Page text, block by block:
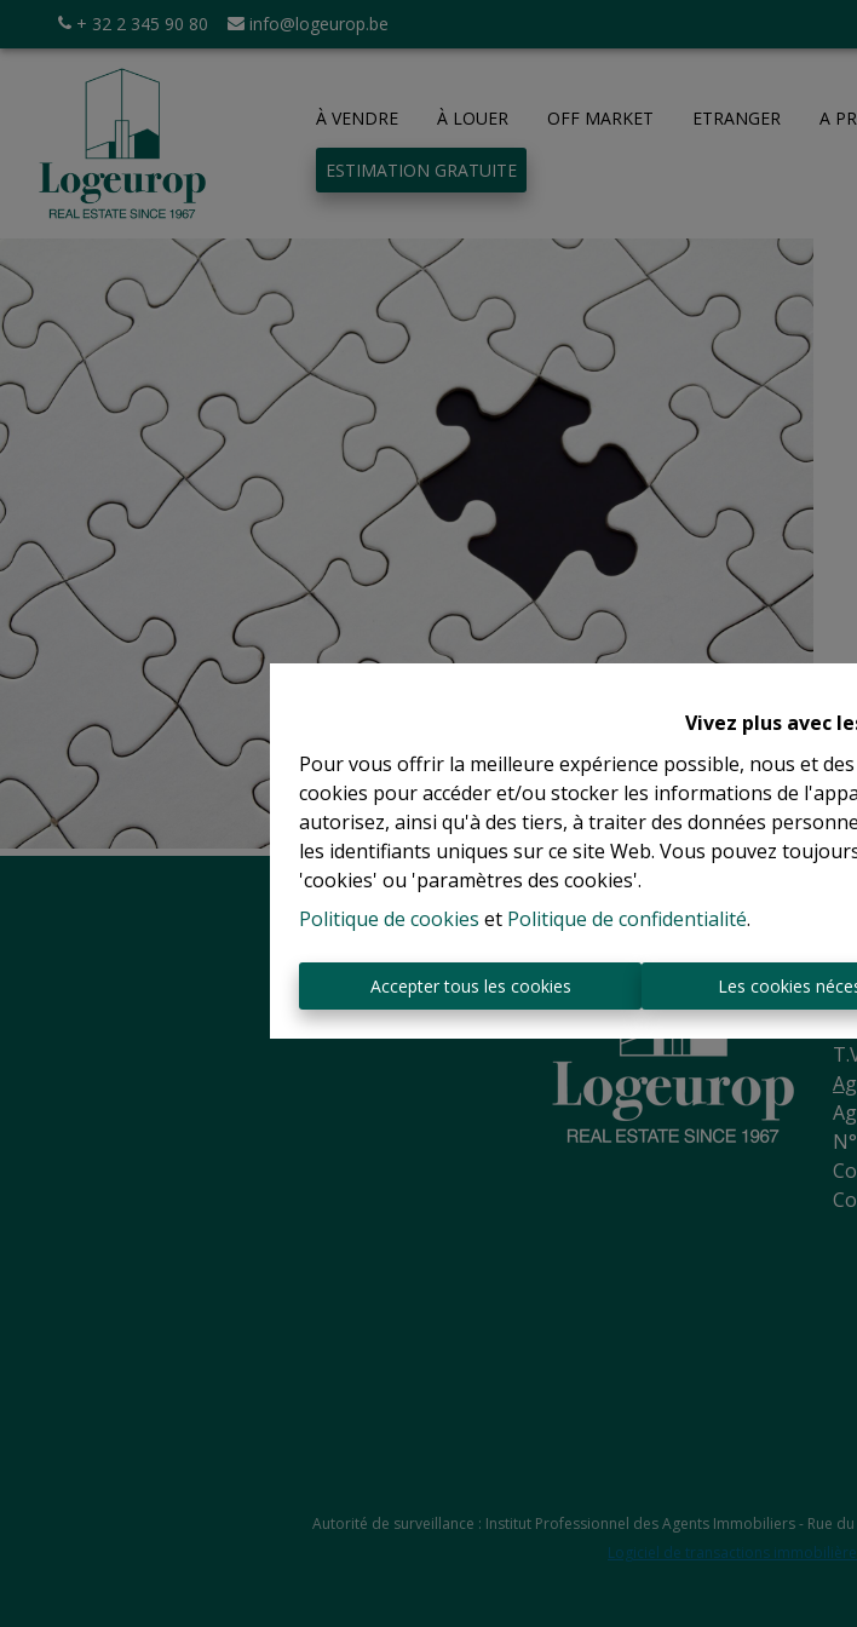
Vivez plus avec
Pour vous offrir la meilleure expérience possible, nous et
cookies pour accéder et/ou stocker les informations de
autorisez, ainsi qu'à des tiers, à traiter des données
les identifiants uniques sur ce site Web. Vous pouvez
'cookies' ou 'paramètres des cookies'.
Politique de cookies et Politique de confidentialité.
Accepter tous les cookies Les cookies
+ 32 2 345 90 80 info@logeurop.be
À VENDRE À LOUER OFF MARKET ETRANGER A
ESTIMATION GRATUITE
Autorité de surveillance : Institut Professionnel des Agents Immobiliers - Rue
Logiciel de transactions